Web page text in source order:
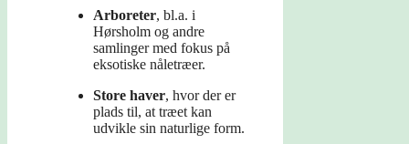
Arboreter, bl.a. i
Hørsholm og andre
samlinger med fokus på
eksotiske nåletræer.
Store haver, hvor der er
plads til, at træet kan
udvikle sin naturlige form.